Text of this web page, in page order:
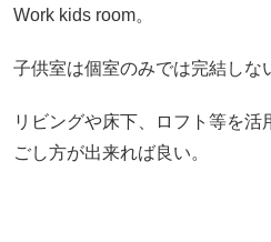
Work kids room。
子供室は個室のみでは完結しな
リビングや床下、ロフト等を活
ごし方が出来れば良い。